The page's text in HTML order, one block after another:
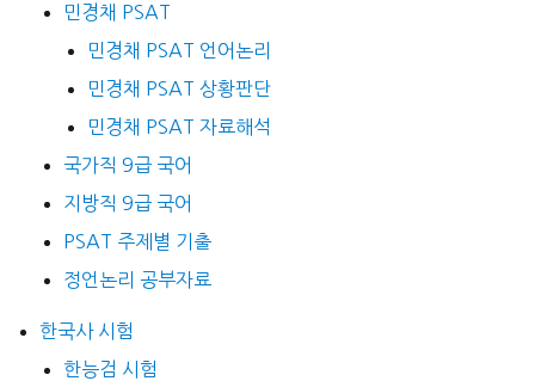
민경채 PSAT
민경채 PSAT 언어논리
민경채 PSAT 상황판단
민경채 PSAT 자료해석
국가직 9급 국어
지방직 9급 국어
PSAT 주제별 기출
정언논리 공부자료
한국사 시험
한능검 시험